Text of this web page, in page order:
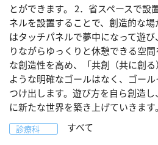
とができます。 2．省スペースで設
ネルを設置することで、創造的な
はタッチパネルで夢中になって遊
りながらゆっくりと休憩できる空
な創造性を高め、「共創（共に創
ような明確なゴールはなく、ゴー
つけ出します。遊び方を自ら創造
に新たな世界を築き上げていきます。
診療科 すべて